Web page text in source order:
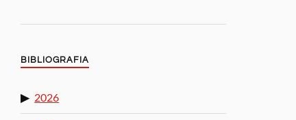
BIBLIOGRAFIA
2026